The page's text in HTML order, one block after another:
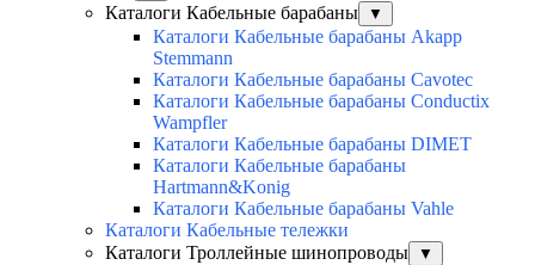
Каталоги Кабельные барабаны ▼
Каталоги Кабельные барабаны Akapp
Stemmann
Каталоги Кабельные барабаны Cavotec
Каталоги Кабельные барабаны Conductix
Wampfler
Каталоги Кабельные барабаны DIMET
Каталоги Кабельные барабаны
Hartmann&Konig
Каталоги Кабельные барабаны Vahle
Каталоги Кабельные тележки
Каталоги Троллейные шинопроводы
▼